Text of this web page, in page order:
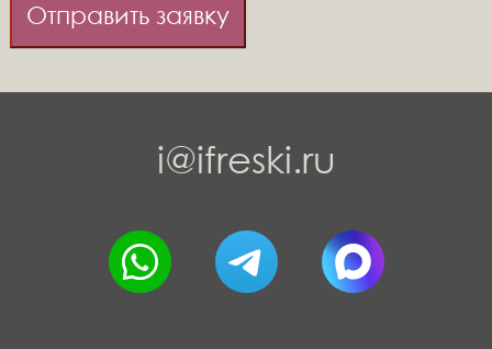
Отправить заявку
i@ifreski.ru